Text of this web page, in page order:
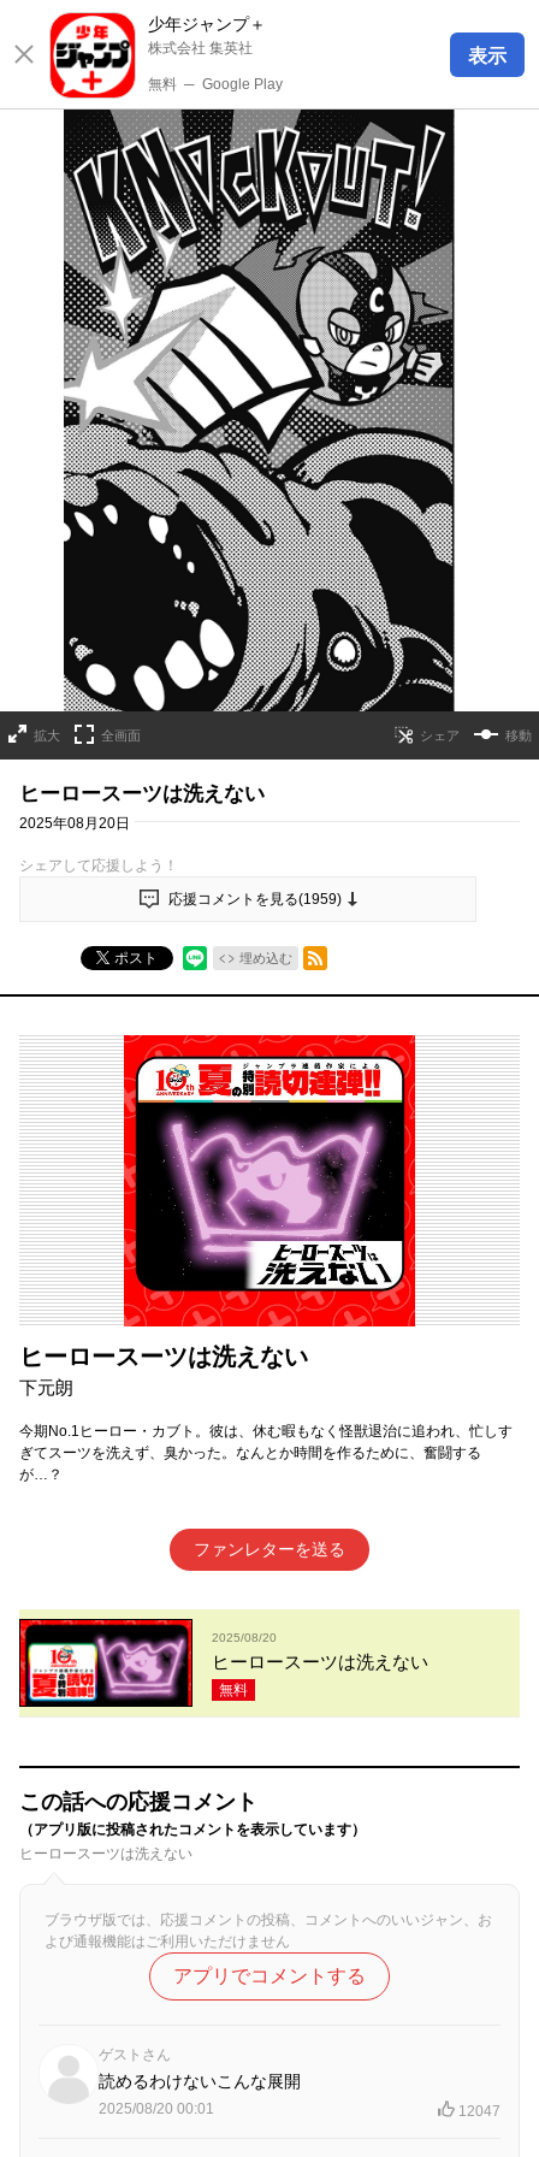
少年ジャンプ＋
株式会社 集英社
無料 ─ Google Play
表示
拡大 全画面 移動
ヒーロースーツは洗えない
2025年08月20日
シェアして応援しよう！
応援コメントを見る(1959)
ポスト 埋め込む
RSSフィード
ヒーロースーツは洗えない
下元朗
今期No.1ヒーロー・カブト。彼は、休む暇もなく怪獣退治に追われ、忙しす
ぎてスーツを洗えず、臭かった。なんとか時間を作るために、奮闘する
が…？
ファンレターを送る
2025/08/20
ヒーロースーツは洗えない
無料
この話への応援コメント
（アプリ版に投稿されたコメントを表示しています）
ヒーロースーツは洗えない
ブラウザ版では、応援コメントの投稿、コメントへのいいジャン、お
よび通報機能はご利用いただけません
アプリでコメントする
ゲストさん
読めるわけないこんな展開
2025/08/20 00:01 12047